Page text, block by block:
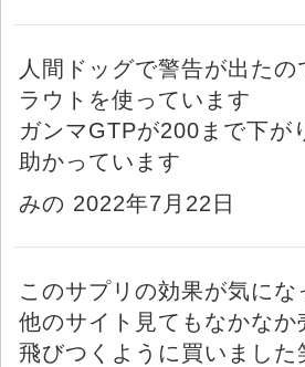
人間ドッグで警告が出た
ラウトを使っています
ガンマGTPが200まで下が
助かっています
みの 2022年7月22日
このサプリの効果が気にな
他のサイト見てもなかな
飛びつくように買いました